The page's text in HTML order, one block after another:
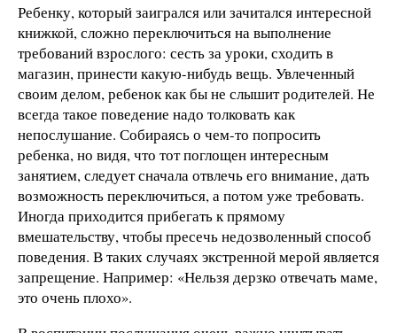
Ребенку, который заигрался или зачитался интересной
книжкой, сложно переключиться на выполнение
требований взрослого: сесть за уроки, сходить в
магазин, принести какую-нибудь вещь. Увлеченный
своим делом, ребенок как бы не слышит родителей. Не
всегда такое поведение надо толковать как
непослушание. Собираясь о чем-то попросить
ребенка, но видя, что тот поглощен интересным
занятием, следует сначала отвлечь его внимание, дать
возможность переключиться, а потом уже требовать.
Иногда приходится прибегать к прямому
вмешательству, чтобы пресечь недозволенный способ
поведения. В таких случаях экстренной мерой является
запрещение. Например: «Нельзя дерзко отвечать маме,
это очень плохо».